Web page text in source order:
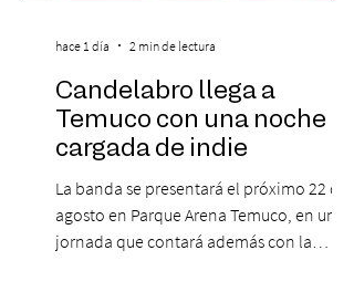
Candelabro llega a
Temuco con una noche
cargada de indie
La banda se presentará el próximo 22 de
agosto en Parque Arena Temuco, en una
jornada que contará además con la
hace 1 día 2 min de lectura